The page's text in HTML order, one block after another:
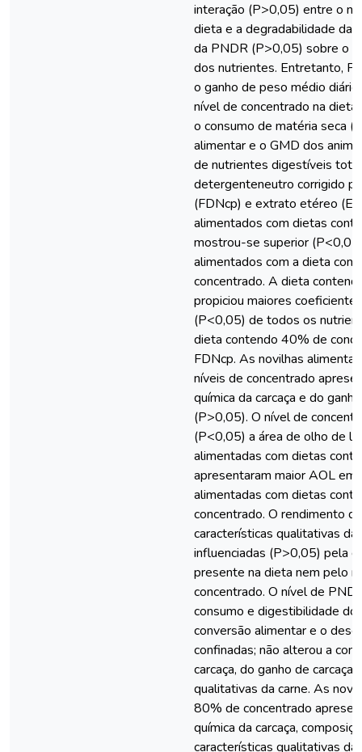
interação (P>0,05) entre o
dieta e a degradabilidade da
da PNDR (P>0,05) sobre o
dos nutrientes. Entretanto,
o ganho de peso médio
nível de concentrado na
o consumo de matéria seca
alimentar e o GMD dos
de nutrientes digestíveis
detergenteneutro corrigido
(FDNcp) e extrato etéreo
alimentados com dietas
mostrou-se superior
alimentados com a dieta
concentrado. A dieta
propiciou maiores
(P<0,05) de todos os
dieta contendo 40% de
FDNcp. As novilhas
níveis de concentrado
química da carcaça e do
(P>0,05). O nível de
(P<0,05) a área de olho de
alimentadas com dietas
apresentaram maior AOL em
alimentadas com dietas
concentrado. O rendimento
características qualitativas da
influenciadas (P>0,05) pela
presente na dieta nem pelo
concentrado. O nível de
consumo e digestibilidade
conversão alimentar e o
confinadas; não alterou a
carcaça, do ganho de carcaça
qualitativas da carne. As
80% de concentrado
química da carcaça,
características qualitativas